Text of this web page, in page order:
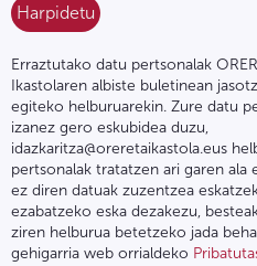
Erraztutako datu pertsonalak
Ikastolaren albiste buletinean
egiteko helburuarekin. Zure datu
izanez gero eskubidea duzu,
idazkaritza@oreretaikastola.eus
pertsonalak tratatzen ari garen
ez diren datuak zuzentzea
ezabatzeko eska dezakezu,
ziren helburua betetzeko jada
gehigarria web orrialdeko